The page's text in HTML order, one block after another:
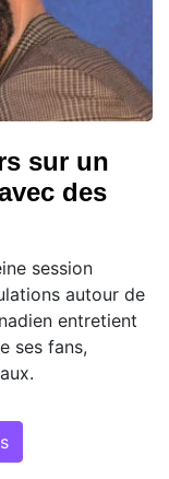
sur un
des
session
autour de
entretient
ses fans,